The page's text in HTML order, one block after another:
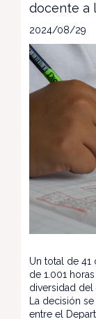
docente a
2024/08/29
Un total de 41
de 1.001
diversidad
La decisión
entre el